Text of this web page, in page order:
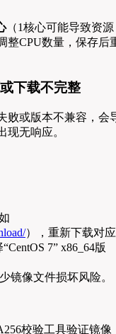
（1核心可能导致资源
整CPU数量，保存后
下载不完整
败或版本不兼容，会
现无响应。
），重新下载对应
7” x86_64版
镜像文件损坏风险。
校验工具验证镜像